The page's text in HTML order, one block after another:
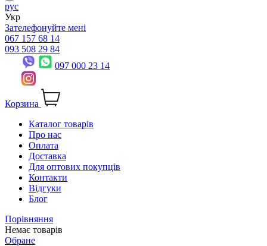
рус
Укр
Зателефонуйте мені
067 157 68 14
093 508 29 84
097 000 23 14
Корзина
Каталог товарів
Про нас
Оплата
Доставка
Для оптових покупців
Контакти
Відгуки
Блог
Порівняння
Немає товарів
Обране